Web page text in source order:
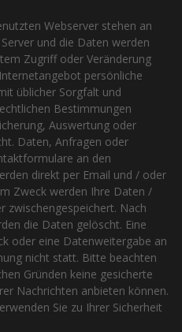
Webserver stehen an
und die Daten werden
Zugriff oder Veränderung
persönliche
üblicher Sorgfalt und
Bestimmungen
Auswertung oder
Daten, Anfragen oder
an den
direkt per Email und / oder
Zweck werden Ihre Daten /
zwischengespeichert. Nach
die Daten gelöscht. Eine
oder eine Datenweitergabe an
nicht statt. Bitte beachten
Gründen keine gesicherte
Nachrichten anbieten können.
Sie zu Ihrer Sicherheit